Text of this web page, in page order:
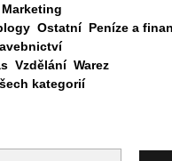
Marketing
Ostatní Peníze a
Vzdělání Warez
kategorií